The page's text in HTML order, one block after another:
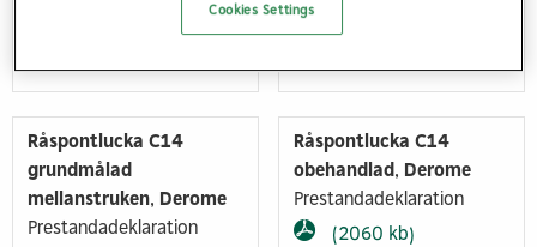
Råspontlucka C14
grundmålad
mellanstruken, Derome
Prestandadeklaration
Råspontlucka C14
obehandlad, Derome
Prestandadeklaration
(2060 kb)
Cookies Settings